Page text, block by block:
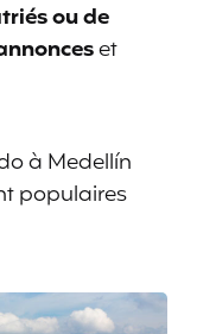
ou de
et
à Medellín
populaires